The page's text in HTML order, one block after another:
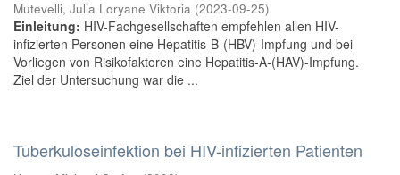
Mutevelli, Julia Loryane Viktoria (2023-09-25)
Einleitung: HIV-Fachgesellschaften empfehlen allen HIV-
infizierten Personen eine Hepatitis-B-(HBV)-Impfung und bei
Vorliegen von Risikofaktoren eine Hepatitis-A-(HAV)-Impfung.
Ziel der Untersuchung war die ...
Tuberkuloseinfektion bei HIV-infizierten Patienten